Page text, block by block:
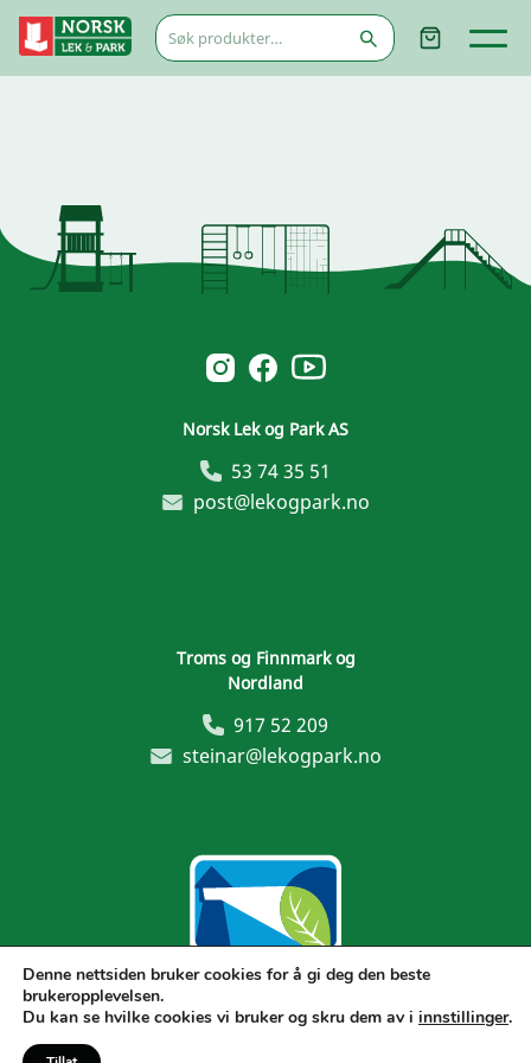
Søk
etter:
Norsk Leg & Park instagram
Norsk Leg & Park facebook
Norsk Leg & Park youtube
Norsk Lek og Park AS
53 74 35 51
post@lekogpark.no
Troms og Finnmark og
Nordland
917 52 209
steinar@lekogpark.no
Denne nettsiden bruker cookies for å gi deg den beste
brukeropplevelsen.
Du kan se hvilke cookies vi bruker og skru dem av i innstillinger.